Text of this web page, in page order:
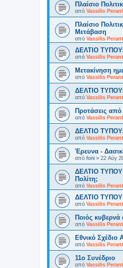
Πλαίσιο
από Vassilis
Πλαίσιο
Μετάβαση
από Vassilis
ΔΕΛΤΙΟ ΤΥΠΟΥ:
από Vassilis
Μετακίνηση
από Vassilis
ΔΕΛΤΙΟ ΤΥΠΟΥ:
από Vassilis
Προτάσεις από
από Vassilis
ΔΕΛΤΙΟ ΤΥΠΟΥ:
από Vassilis
Έρευνα -
από foni » 22 Αύγ
ΔΕΛΤΙΟ ΤΥΠΟΥ
Πολίτη;
από Vassilis
ΔΕΛΤΙΟ ΤΥΠΟΥ
από Vassilis
Ποιός
από Vassilis
Eθνικό Σχέδιο
από Vassilis
11o Συνέδριο
από Vassilis